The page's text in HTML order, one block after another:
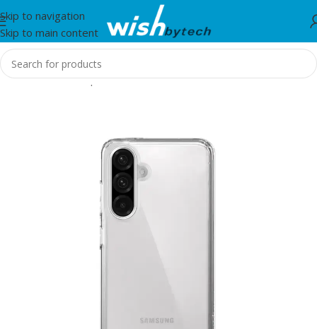
Skip to navigation
Skip to main content
Home/Aksesorë për telefon, tablet dhe smartwatch